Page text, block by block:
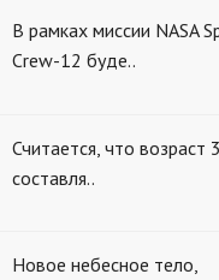
В рамках миссии NASA
Crew-12 буде..
Считается, что возраст
составля..
Новое небесное тело,